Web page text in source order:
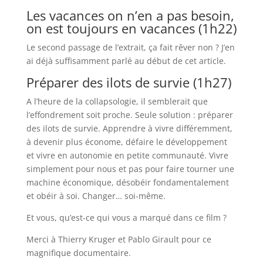
Les vacances on n’en a pas besoin,
on est toujours en vacances (1h22)
Le second passage de l’extrait, ça fait rêver non ? J’en
ai déjà suffisamment parlé au début de cet article.
Préparer des ilots de survie (1h27)
A l’heure de la collapsologie, il semblerait que
l’effondrement soit proche. Seule solution : préparer
des ilots de survie. Apprendre à vivre différemment,
à devenir plus économe, défaire le développement
et vivre en autonomie en petite communauté. Vivre
simplement pour nous et pas pour faire tourner une
machine économique, désobéir fondamentalement
et obéir à soi. Changer… soi-même.
Et vous, qu’est-ce qui vous a marqué dans ce film ?
Merci à Thierry Kruger et Pablo Girault pour ce
magnifique documentaire.